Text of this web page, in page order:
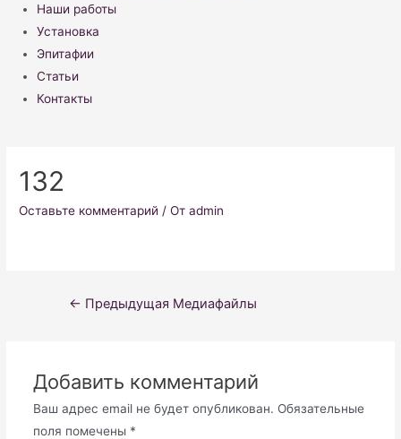
Наши работы
Установка
Эпитафии
Статьи
Контакты
132
Оставьте комментарий / От admin
Навигация
← Предыдущая Медиафайлы
Добавить комментарий
Ваш адрес email не будет опубликован. Обязательные
поля помечены *